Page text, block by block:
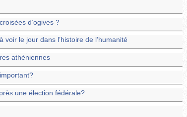
d’ogives ?
le jour dans l’histoire de l’humanité
athéniennes
une élection fédérale?